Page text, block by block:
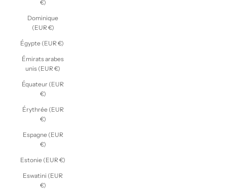
€)
Dominique
(EUR €)
Égypte (EUR €)
Émirats arabes
unis (EUR €)
Équateur (EUR
€)
Érythrée (EUR
€)
Espagne (EUR
€)
Estonie (EUR €)
Eswatini (EUR
€)